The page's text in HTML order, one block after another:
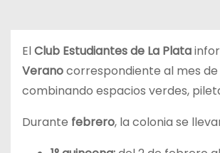
ElClub Estudiantes de La Plata
Veranocorrespondiente al mes
combinando espacios verdes,
Durante febrero, la colonia se